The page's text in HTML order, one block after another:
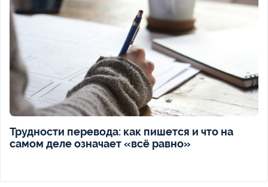
Трудности перевода: как пишется и что на
самом деле означает «всё равно»